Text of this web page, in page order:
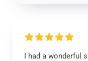
I had a wonderful